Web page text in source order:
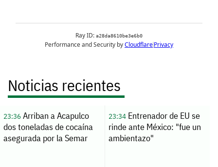
Noticias recientes
23:36Arriban a Acapulco
dos toneladas de cocaína
asegurada por la Semar
23:34Entrenador de EU se
rinde ante México: "fue un
ambientazo"